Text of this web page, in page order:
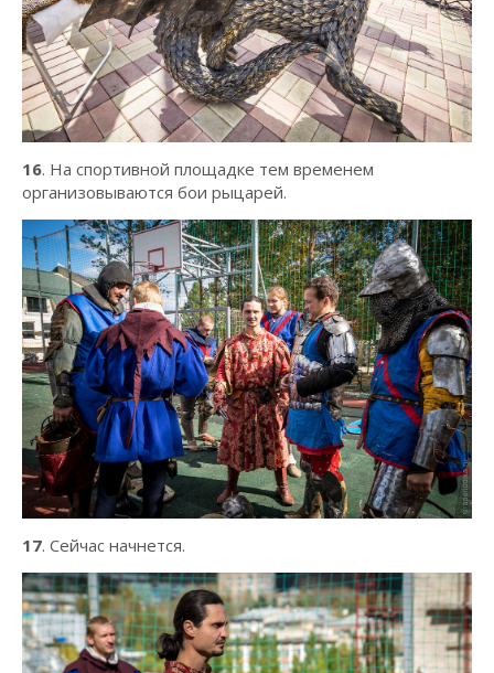
16. На спортивной площадке тем временем
организовываются бои рыцарей.
17. Сейчас начнется.